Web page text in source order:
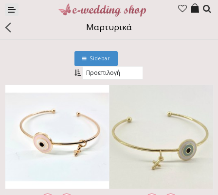
Προϊόντα
Εταιρία
Μαρτυρικά
Sidebar